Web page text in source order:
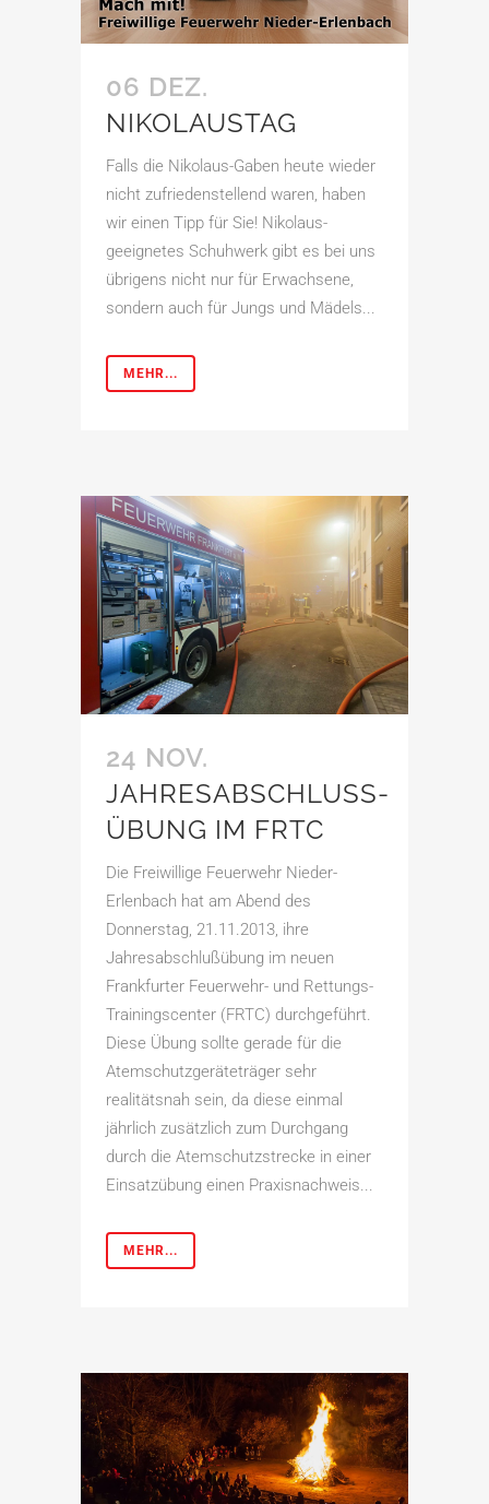
06 DEZ.
NIKOLAUSTAG
Falls die Nikolaus-Gaben heute wieder
nicht zufriedenstellend waren, haben
wir einen Tipp für Sie! Nikolaus-
geeignetes Schuhwerk gibt es bei uns
übrigens nicht nur für Erwachsene,
sondern auch für Jungs und Mädels...
MEHR...
24 NOV.
JAHRESABSCHLUSS­
ÜBUNG IM FRTC
Die Freiwillige Feuerwehr Nieder-
Erlenbach hat am Abend des
Donnerstag, 21.11.2013, ihre
Jahresabschlußübung im neuen
Frankfurter Feuerwehr- und Rettungs-
Trainingscenter (FRTC) durchgeführt.
Diese Übung sollte gerade für die
Atemschutzgeräteträger sehr
realitätsnah sein, da diese einmal
jährlich zusätzlich zum Durchgang
durch die Atemschutzstrecke in einer
Einsatzübung einen Praxisnachweis...
MEHR...